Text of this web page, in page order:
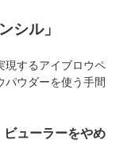
シル」
現するアイブロウペ
パウダーを使う手間
ューラーをやめ